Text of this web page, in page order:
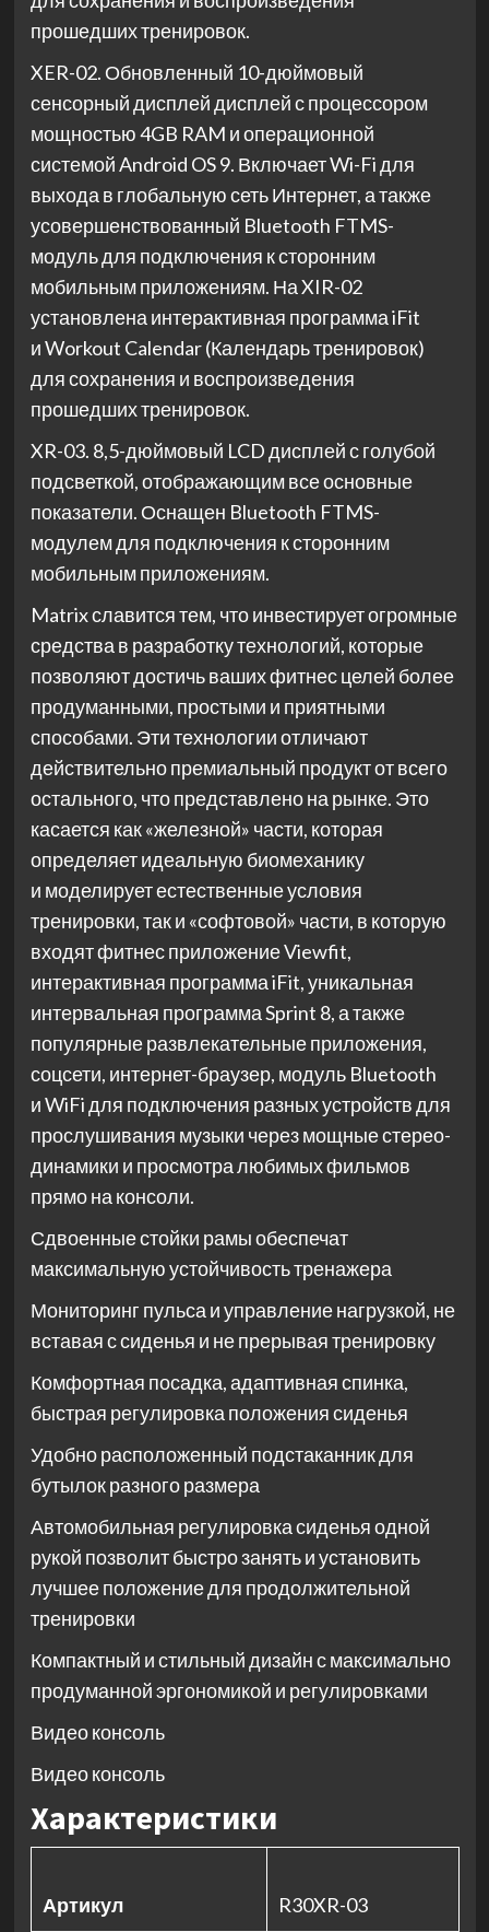
прошедших тренировок.
XER-02. Обновленный 10-дюймовый
сенсорный дисплей дисплей с процессором
мощностью 4GB RAM и операционной
системой Android OS 9. Включает Wi-Fi для
выхода в глобальную сеть Интернет, а также
усовершенствованный Bluetooth FTMS-
модуль для подключения к сторонним
мобильным приложениям. На XIR-02
установлена интерактивная программа iFit
и Workout Calendar (Календарь тренировок)
для сохранения и воспроизведения
прошедших тренировок.
XR-03. 8,5-дюймовый LCD дисплей с голубой
подсветкой, отображающим все основные
показатели. Оснащен Bluetooth FTMS-
модулем для подключения к сторонним
мобильным приложениям.
Matrix славится тем, что инвестирует огромные
средства в разработку технологий, которые
позволяют достичь ваших фитнес целей более
продуманными, простыми и приятными
способами. Эти технологии отличают
действительно премиальный продукт от всего
остального, что представлено на рынке. Это
касается как «железной» части, которая
определяет идеальную биомеханику
и моделирует естественные условия
тренировки, так и «софтовой» части, в которую
входят фитнес приложение Viewfit,
интерактивная программа iFit, уникальная
интервальная программа Sprint 8, а также
популярные развлекательные приложения,
соцсети, интернет-браузер, модуль Bluetooth
и WiFi для подключения разных устройств для
прослушивания музыки через мощные стерео-
динамики и просмотра любимых фильмов
прямо на консоли.
Сдвоенные стойки рамы обеспечат
максимальную устойчивость тренажера
Мониторинг пульса и управление нагрузкой, не
вставая с сиденья и не прерывая тренировку
Комфортная посадка, адаптивная спинка,
быстрая регулировка положения сиденья
Удобно расположенный подстаканник для
бутылок разного размера
Автомобильная регулировка сиденья одной
рукой позволит быстро занять и установить
лучшее положение для продолжительной
тренировки
Компактный и стильный дизайн с максимально
продуманной эргономикой и регулировками
Видео консоль
Видео консоль
Характеристики
Артикул R30XR-03